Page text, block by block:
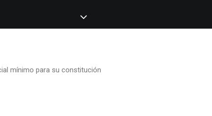
mínimo para su constitución